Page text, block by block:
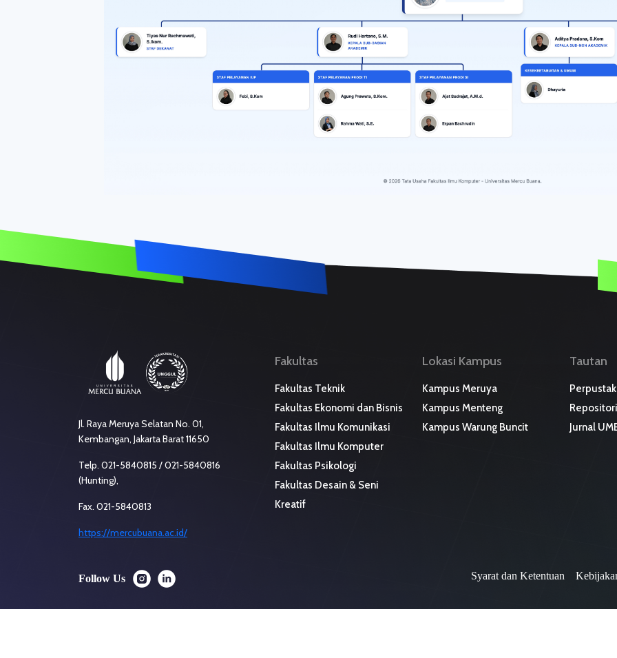
Jl. Raya Meruya Selatan No. 01,
Kembangan, Jakarta Barat 11650
Telp. 021-5840815 / 021-5840816
(Hunting),
Fax. 021-5840813
https://mercubuana.ac.id/
Fakultas
Fakultas Teknik
Fakultas Ekonomi dan Bisnis
Fakultas Ilmu Komunikasi
Fakultas Ilmu Komputer
Fakultas Psikologi
Fakultas Desain & Seni
Kreatif
Lokasi Kampus
Kampus Meruya
Kampus Menteng
Kampus Warung Buncit
Tautan
Jurnal
Follow Us Syarat dan Ketentuan